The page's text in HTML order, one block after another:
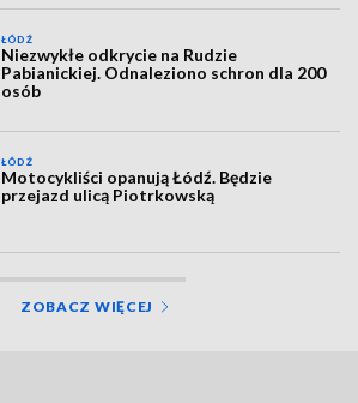
ŁÓDŹ
Niezwykłe odkrycie na Rudzie
Pabianickiej. Odnaleziono schron dla 200
osób
ŁÓDŹ
Motocykliści opanują Łódź. Będzie
przejazd ulicą Piotrkowską
ZOBACZ WIĘCEJ